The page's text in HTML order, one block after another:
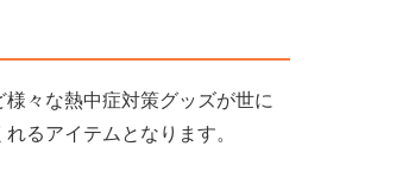
々な熱中症対策グッズが世に
るアイテムとなります。